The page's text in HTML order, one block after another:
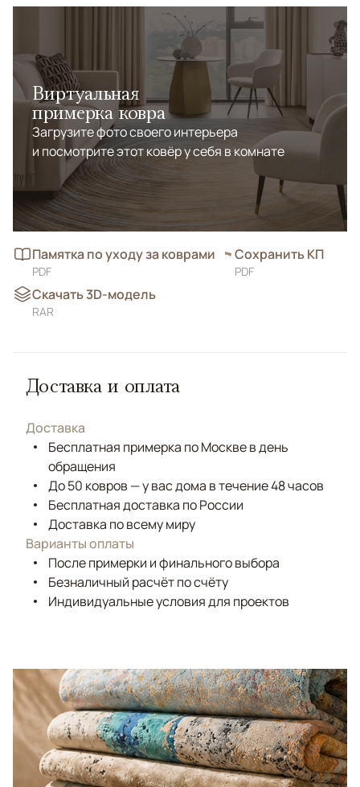
Виртуальная
примерка ковра
Загрузите фото своего интерьера
и посмотрите этот ковёр у себя в комнате
Памятка по уходу за коврами
PDF
Сохранить КП
PDF
Скачать 3D-модель
RAR
Доставка и оплата
Доставка
Бесплатная примерка по Москве в день
обращения
До 50 ковров — у вас дома в течение 48 часов
Бесплатная доставка по России
Доставка по всему миру
Варианты оплаты
После примерки и финального выбора
Безналичный расчёт по счёту
Индивидуальные условия для проектов